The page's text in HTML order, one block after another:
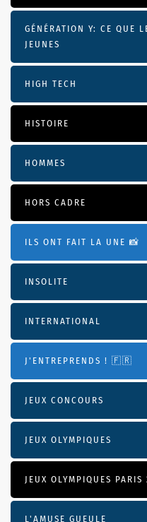
GÉNÉRATION Y: CE QUE
JEUNES
HIGH TECH
HISTOIRE
HOMMES
HORS CADRE
ILS ONT FAIT LA UNE 📸
INSOLITE
INTERNATIONAL
J'ENTREPRENDS ! 🇫🇷
JEUX CONCOURS
JEUX OLYMPIQUES
JEUX OLYMPIQUES PARIS
L'AMUSE GUEULE